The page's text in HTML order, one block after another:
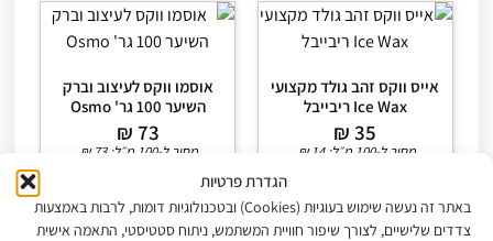
הגדרת פרטיות
באתר זה נעשה שימוש בעוגיות (Cookies) ובטכנולוגיות דומות, לרבות באמצעות
צדדים שלישיים, לצורך שיפור חוויית המשתמש, ניתוח סטטיסטי, התאמה אישית
אייס ווקס זהב גולד מקצועי
Ice Wax ריבייבל
₪35
מחיר ל-100 מ״ל: ₪ 14
אוסמו ווקס לעיצוב וברק
השיער 100 גר' Osmo
₪73
מחיר ל-100 מ״ל: ₪73